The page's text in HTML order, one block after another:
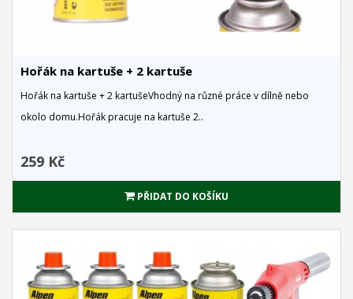
Hořák na kartuše + 2 kartuše
Hořák na kartuše + 2 kartušeVhodný na různé práce v dílně nebo
okolo domu.Hořák pracuje na kartuše 2..
259 Kč
PŘIDAT DO KOŠÍKU